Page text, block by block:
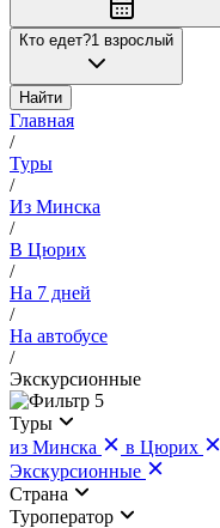
Кто едет?1 взрослый
Найти
Главная
/
Туры
/
Из Минска
/
В Цюрих
/
На 7 дней
/
На автобусе
/
Экскурсионные
5
Туры
из Минска
в Цюрих
Экскурсионные
Страна
Туроператор